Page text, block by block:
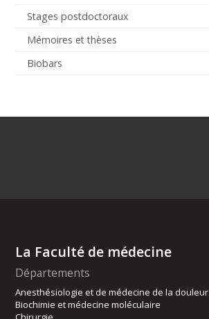
Stages postdoctoraux
Mémoires et thèses
Biobars
La Faculté de médecine
Départements
Anesthésiologie et de médecine de la douleur
Biochimie et médecine moléculaire